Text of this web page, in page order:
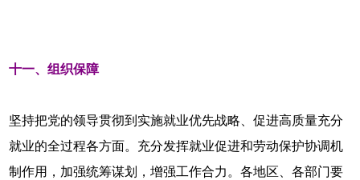
十一、组织保障
坚持把党的领导贯彻到实施就业优先战略、促进高质量充分
就业的全过程各方面。充分发挥就业促进和劳动保护协调机
制作用，加强统筹谋划，增强工作合力。各地区、各部门要